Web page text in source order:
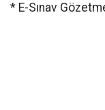
* E-Sınav